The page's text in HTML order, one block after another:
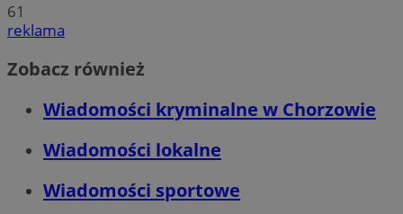
61
reklama
Zobacz również
Wiadomości kryminalne w Chorzowie
Wiadomości lokalne
Wiadomości sportowe